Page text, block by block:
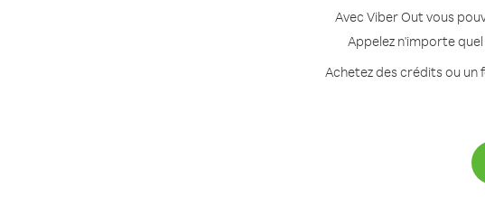
Avec Viber Out vous
Appelez n'importe
Achetez des crédits ou un